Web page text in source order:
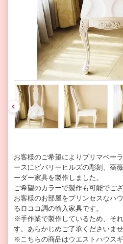
pre
v
お客様のご希望によりプリマベー
ースにビバリーヒルズの彫刻、薔
ーダー家具を製作しました。
ご希望のカラーで製作も可能でござ
お客様のお部屋をプリンセスなハ
るロココ調の輸入家具です。
※手作業で製作しているため、そ
す。あらかじめご了承くださいませ
※こちらの商品はウエストハウス